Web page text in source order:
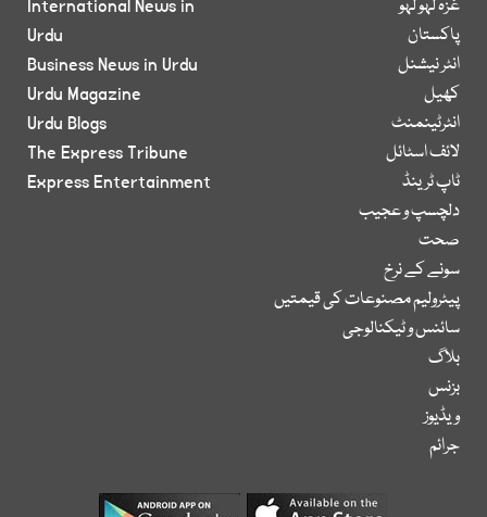
غزہ لہو لہو
پاکستان
انٹر نیشنل
کھیل
انٹرٹینمنٹ
لائف اسٹائل
ٹاپ ٹرینڈ
دلچسپ و عجیب
صحت
سونے کے نرخ
پیٹرولیم مصنوعات کی قیمتیں
سائنس و ٹیکنالوجی
بلاگ
بزنس
ویڈیوز
جرائم
International News in
Urdu
Business News in Urdu
Urdu Magazine
Urdu Blogs
The Express Tribune
Express Entertainment